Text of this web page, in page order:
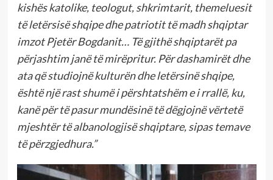
kishës katolike, teologut, shkrimtarit, themeluesit
të letërsisë shqipe dhe patriotit të madh shqiptar
imzot Pjetër Bogdanit… Të gjithë shqiptarët pa
përjashtim janë të mirëpritur. Për dashamirët dhe
ata që studiojnë kulturën dhe letërsinë shqipe,
është një rast shumë i përshtatshëm e i rrallë, ku,
kanë për të pasur mundësinë të dëgjojnë vërtetë
mjeshtër të albanologjisë shqiptare, sipas temave
të përzgjedhura.”